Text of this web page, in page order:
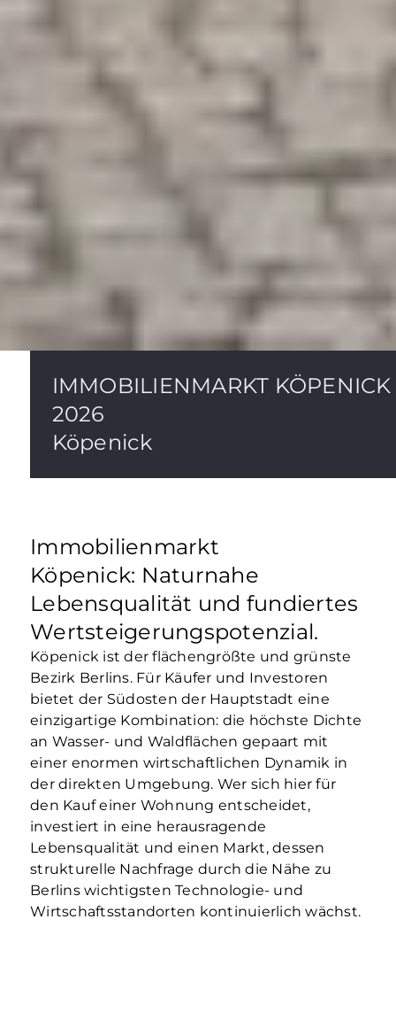
IMMOBILIENMARKT KÖPENICK
2026
Köpenick
Immobilienmarkt
Köpenick: Naturnahe
Lebensqualität und fundiertes
Wertsteigerungspotenzial.
Köpenick ist der flächengrößte und grünste
Bezirk Berlins. Für Käufer und Investoren
bietet der Südosten der Hauptstadt eine
einzigartige Kombination: die höchste Dichte
an Wasser- und Waldflächen gepaart mit
einer enormen wirtschaftlichen Dynamik in
der direkten Umgebung. Wer sich hier für
den Kauf einer Wohnung entscheidet,
investiert in eine herausragende
Lebensqualität und einen Markt, dessen
strukturelle Nachfrage durch die Nähe zu
Berlins wichtigsten Technologie- und
Wirtschaftsstandorten kontinuierlich wächst.